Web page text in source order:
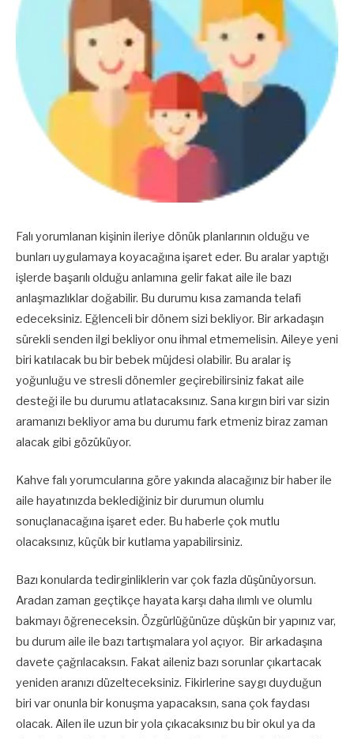
Falı yorumlanan kişinin ileriye dönük planlarının olduğu ve
bunları uygulamaya koyacağına işaret eder. Bu aralar yaptığı
işlerde başarılı olduğu anlamına gelir fakat aile ile bazı
anlaşmazlıklar doğabilir. Bu durumu kısa zamanda telafi
edeceksiniz. Eğlenceli bir dönem sizi bekliyor. Bir arkadaşın
sürekli senden ilgi bekliyor onu ihmal etmemelisin. Aileye yeni
biri katılacak bu bir bebek müjdesi olabilir. Bu aralar iş
yoğunluğu ve stresli dönemler geçirebilirsiniz fakat aile
desteği ile bu durumu atlatacaksınız. Sana kırgın biri var sizin
aramanızı bekliyor ama bu durumu fark etmeniz biraz zaman
alacak gibi gözüküyor.
Kahve falı yorumcularına göre yakında alacağınız bir haber ile
aile hayatınızda beklediğiniz bir durumun olumlu
sonuçlanacağına işaret eder. Bu haberle çok mutlu
olacaksınız, küçük bir kutlama yapabilirsiniz.
Bazı konularda tedirginliklerin var çok fazla düşünüyorsun.
Aradan zaman geçtikçe hayata karşı daha ılımlı ve olumlu
bakmayı öğreneceksin. Özgürlüğünüze düşkün bir yapınız var,
bu durum aile ile bazı tartışmalara yol açıyor. Bir arkadaşına
davete çağrılacaksın. Fakat aileniz bazı sorunlar çıkartacak
yeniden aranızı düzelteceksiniz. Fikirlerine saygı duyduğun
biri var onunla bir konuşma yapacaksın, sana çok faydası
olacak. Ailen ile uzun bir yola çıkacaksınız bu bir okul ya da